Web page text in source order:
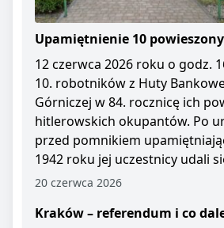
Upamiętnienie 10
12 czerwca 2026 roku o godz.
10. robotników z Huty
Górniczej w 84. rocznicę ich
hitlerowskich okupantów. Po
przed pomnikiem
1942 roku jej uczestnicy udali
20 czerwca 2026
Kraków – referendum i co